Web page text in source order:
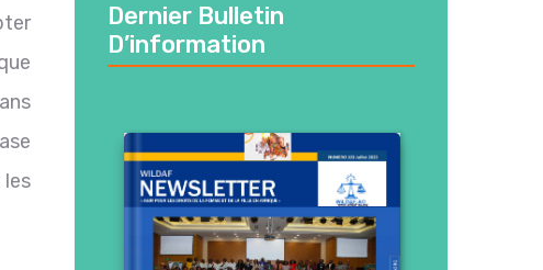
les
Dernier Bulletin
D’information